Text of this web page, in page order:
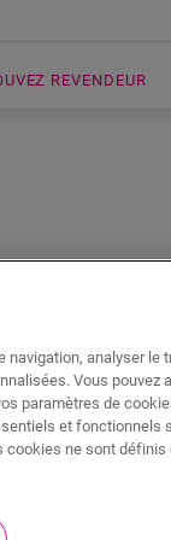
REVENDEUR
pour
POUR SOL
avec des
navigation, analyser le
Vous pouvez
paramètres de
et fonctionnels
cookies ne sont définis